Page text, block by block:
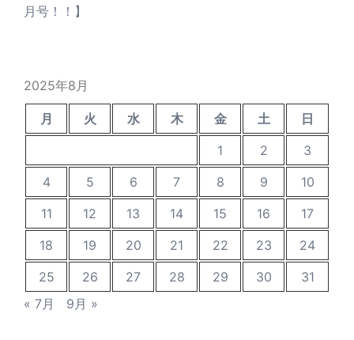
月号！！】
2025年8月
月 火 水 木 金 土
日
1
2
3
4
5 6 7 8 9
10
11
12 13 14 15 16
17
18
19 20 21 22 23
24
25
26 27 28 29 30
31
« 7月
9月 »